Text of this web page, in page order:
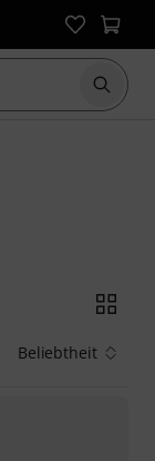
Suche
Beliebtheit